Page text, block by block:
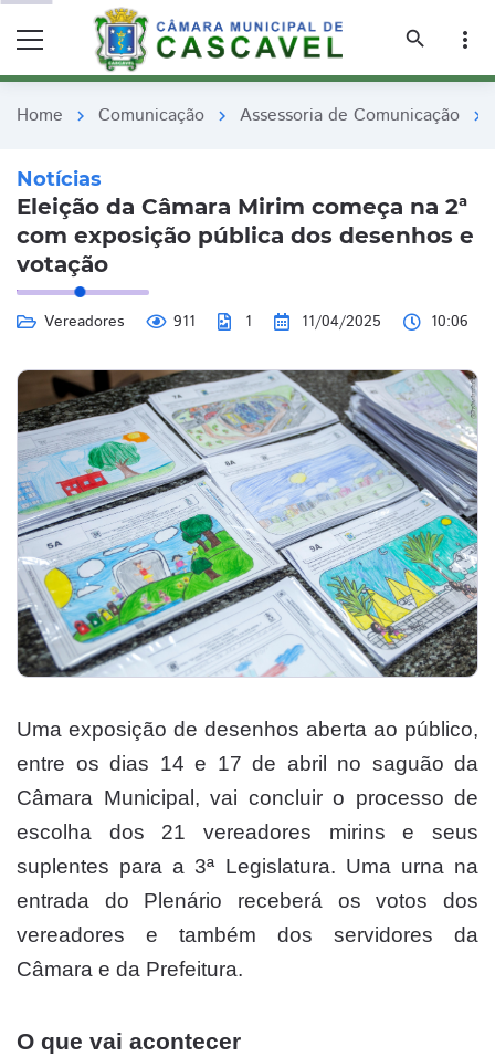
search
more_vert
Home chevron_right Comunicação chevron_right Assessoria de Comunicação chevron_right
Notícias
Eleição da Câmara Mirim começa na 2ª
com exposição pública dos desenhos e
votação
Vereadores 911 1 11/04/2025 10:06
Uma exposição de desenhos aberta ao público,
entre os dias 14 e 17 de abril no saguão da
Câmara Municipal, vai concluir o processo de
escolha dos 21 vereadores mirins e seus
suplentes para a 3ª Legislatura. Uma urna na
entrada do Plenário receberá os votos dos
vereadores e também dos servidores da
Câmara e da Prefeitura.
O que vai acontecer